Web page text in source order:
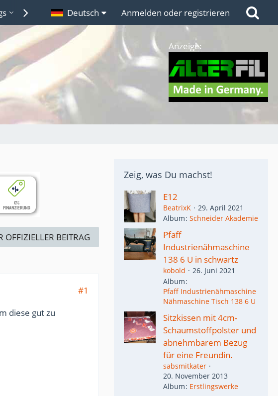
Lexikon Links
Deutsch Anmelden oder registrieren
Anzeige:
OFFIZIELLER BEITRAG
#1
diese gut zu
Zeig, was Du machst!
E12
BeatrixK
29. April 2021
Album Schneider Akademie
Pfaff
Industrienähmaschine
138 6 U in schwartz
kobold
26. Juni 2021
Album
Pfaff Industrienähmaschine
Nähmaschine Tisch 138 6 U
Sitzkissen mit 4cm-
Schaumstoffpolster und
abnehmbarem Bezug
für eine Freundin.
sabsmitkater
20. November 2013
Album Erstlingswerke